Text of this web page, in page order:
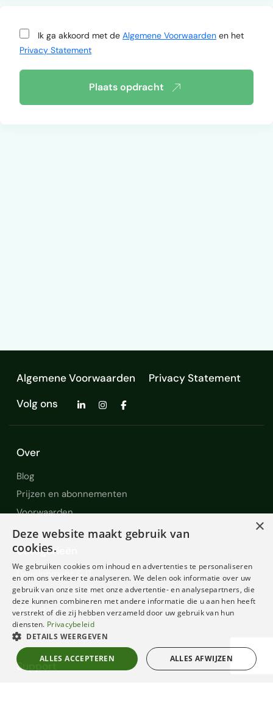
Ik ga akkoord met deAlgemene Voorwaarden en het
Privacy Statement
Plaats opdracht
Algemene Voorwaarden
Privacy Statement
Volg ons
Over
Blog
Prijzen en abonnementen
Voorwaarden
Categorieën
Development & IT
Design & Creative
Marketing
AI Services
Support
×
Deze website maakt gebruik van
cookies.
We gebruiken cookies om inhoud en advertenties te personaliseren
en om ons verkeer te analyseren. We delen ook informatie over uw
gebruik van onze site met onze advertentie- en analysepartners, die
deze kunnen combineren met andere informatie die u aan hen heeft
verstrekt of die zij hebben verzameld door uw gebruik van hun
diensten. Privacybeleid
DETAILS WEERGEVEN
ALLES ACCEPTEREN ALLES AFWIJZEN